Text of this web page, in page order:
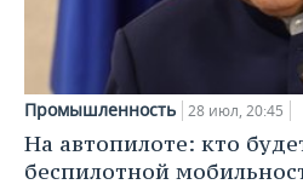
Промышленность 28 июл, 20:45
На автопилоте: кто
беспилотной